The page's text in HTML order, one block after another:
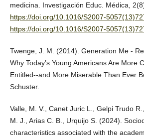
medicina. Investigación Educ. Médica,
https://doi.org/10.1016/S2007-
https://doi.org/10.1016/S2007-
Twenge, J. M. (2014). Generation Me -
Why Today’s Young Americans Are More
Entitled--and More Miserable Than Ever
Schuster.
Valle, M. V., Canet Juric L., Gelpi Trudo
M. J., Arias C. B., Urquijo S. (2024).
characteristics associated with the